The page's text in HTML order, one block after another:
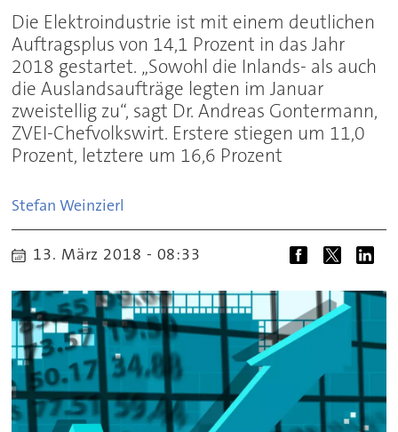
Die Elektroindustrie ist mit einem deutlichen
Auftragsplus von 14,1 Prozent in das Jahr
2018 gestartet. „Sowohl die Inlands- als auch
die Auslandsaufträge legten im Januar
zweistellig zu“, sagt Dr. Andreas Gontermann,
ZVEI-Chefvolkswirt. Erstere stiegen um 11,0
Prozent, letztere um 16,6 Prozent
Stefan Weinzierl
13. März 2018 - 08:33